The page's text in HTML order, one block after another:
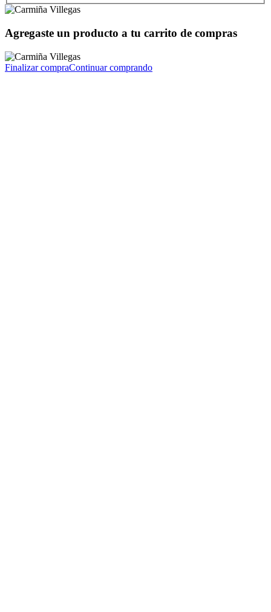
Agregaste un producto a tu carrito de compras
Finalizar compraContinuar comprando